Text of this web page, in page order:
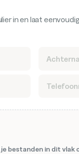
in en laat
bestanden in dit vlak